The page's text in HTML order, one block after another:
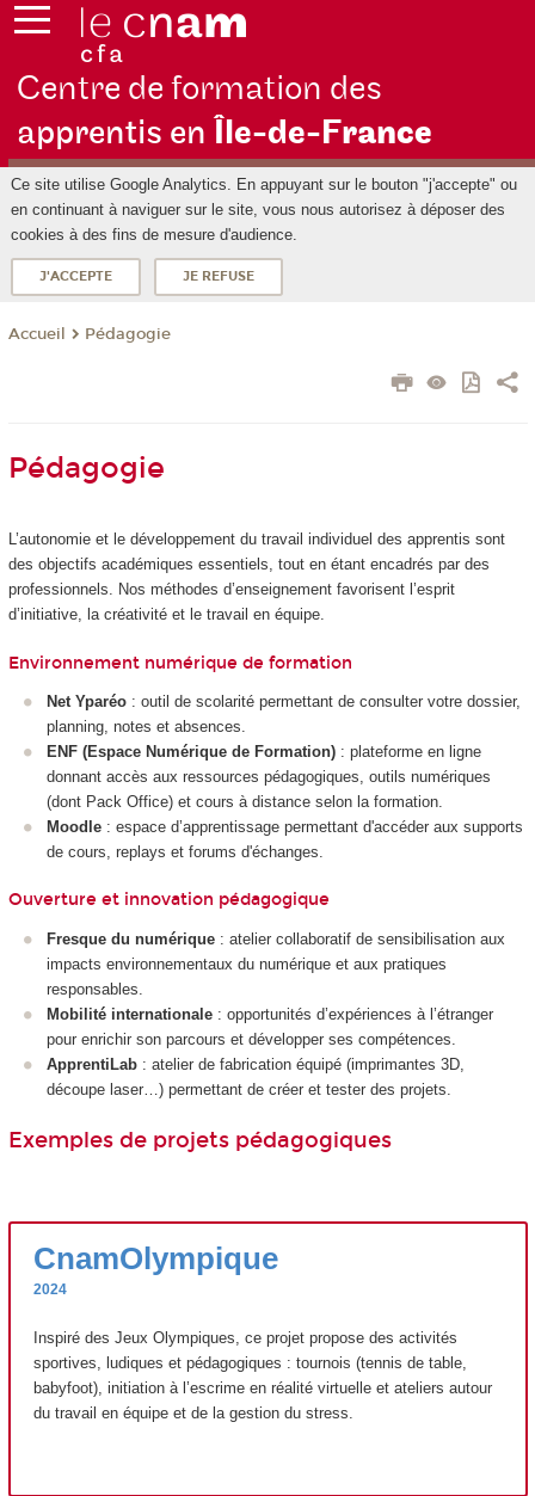
Centre de formation des
apprentis en Île-de-France
Ce site utilise Google Analytics. En appuyant sur le bouton "j'accepte" ou
en continuant à naviguer sur le site, vous nous autorisez à déposer des
cookies à des fins de mesure d'audience.
J'ACCEPTE JE REFUSE
Accueil Pédagogie
Pédagogie
L’autonomie et le développement du travail individuel des apprentis sont
des objectifs académiques essentiels, tout en étant encadrés par des
professionnels. Nos méthodes d’enseignement favorisent l’esprit
d’initiative, la créativité et le travail en équipe.
Environnement numérique de formation
Net Yparéo : outil de scolarité permettant de consulter votre dossier,
planning, notes et absences.
ENF (Espace Numérique de Formation) : plateforme en ligne
donnant accès aux ressources pédagogiques, outils numériques
(dont Pack Office) et cours à distance selon la formation.
Moodle : espace d’apprentissage permettant d'accéder aux supports
de cours, replays et forums d'échanges.
Ouverture et innovation pédagogique
Fresque du numérique : atelier collaboratif de sensibilisation aux
impacts environnementaux du numérique et aux pratiques
responsables.
Mobilité internationale : opportunités d’expériences à l’étranger
pour enrichir son parcours et développer ses compétences.
ApprentiLab : atelier de fabrication équipé (imprimantes 3D,
découpe laser…) permettant de créer et tester des projets.
Exemples de projets pédagogiques
CnamOlympique
2024
Inspiré des Jeux Olympiques, ce projet propose des activités
sportives, ludiques et pédagogiques : tournois (tennis de table,
babyfoot), initiation à l’escrime en réalité virtuelle et ateliers autour
du travail en équipe et de la gestion du stress.